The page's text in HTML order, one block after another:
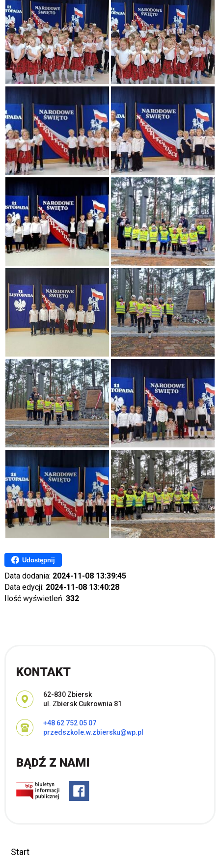
Udostępnij
Data dodania: 2024-11-08 13:39:45
Data edycji: 2024-11-08 13:40:28
Ilość wyświetleń: 332
KONTAKT
Adres pocztowy:
62-830 Zbiersk
ul. Zbiersk Cukrownia 81
+48 62 752 05 07
przedszkole.w.zbiersku@wp.pl
BĄDŹ Z NAMI
Start